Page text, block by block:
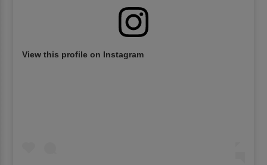
View this profile on Instagram